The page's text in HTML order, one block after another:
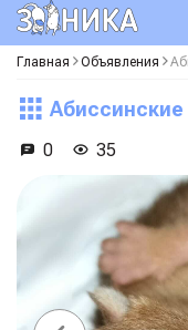
Главная Объявления
0 35